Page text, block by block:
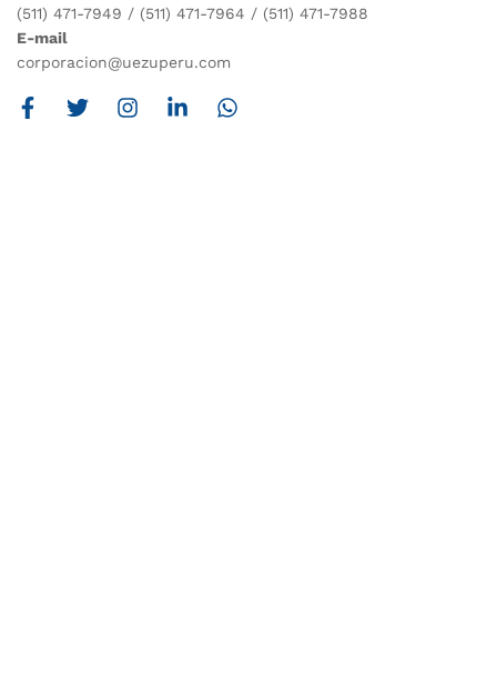
(511) 471-7949 / (511) 471-7964 / (511) 471-7988
E-mail
corporacion@uezuperu.com